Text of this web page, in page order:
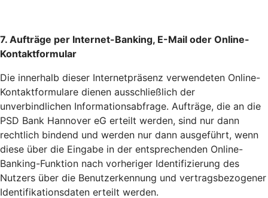
7. Aufträge per Internet-Banking, E-Mail oder Online-
Kontaktformular
Die innerhalb dieser Internetpräsenz verwendeten Online-
Kontaktformulare dienen ausschließlich der
unverbindlichen Informationsabfrage. Aufträge, die an die
PSD Bank Hannover eG erteilt werden, sind nur dann
rechtlich bindend und werden nur dann ausgeführt, wenn
diese über die Eingabe in der entsprechenden Online-
Banking-Funktion nach vorheriger Identifizierung des
Nutzers über die Benutzerkennung und vertragsbezogener
Identifikationsdaten erteilt werden.